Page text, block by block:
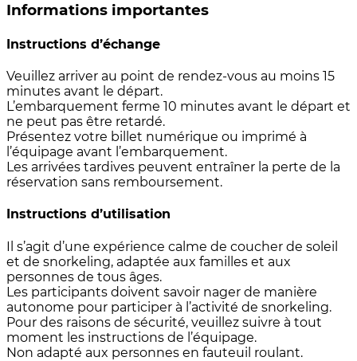
Informations importantes
Instructions d’échange
Veuillez arriver au point de rendez-vous au moins 15
minutes avant le départ.
L’embarquement ferme 10 minutes avant le départ et
ne peut pas être retardé.
Présentez votre billet numérique ou imprimé à
l’équipage avant l’embarquement.
Les arrivées tardives peuvent entraîner la perte de la
réservation sans remboursement.
Instructions d’utilisation
Il s’agit d’une expérience calme de coucher de soleil
et de snorkeling, adaptée aux familles et aux
personnes de tous âges.
Les participants doivent savoir nager de manière
autonome pour participer à l’activité de snorkeling.
Pour des raisons de sécurité, veuillez suivre à tout
moment les instructions de l’équipage.
Non adapté aux personnes en fauteuil roulant.